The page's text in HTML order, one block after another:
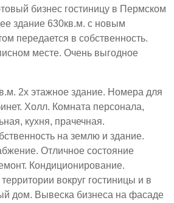
бизнес гостиницу в Пермском
здание 630кв.м. с новым
передается в собственность.
месте. Очень выгодное
2х этажное здание. Номера для
Холл. Комната персонала,
кухня, прачечная.
на землю и здание.
Отличное состояние
Кондиционирование.
вокруг гостиницы и в
дом. Вывеска бизнеса на фасаде